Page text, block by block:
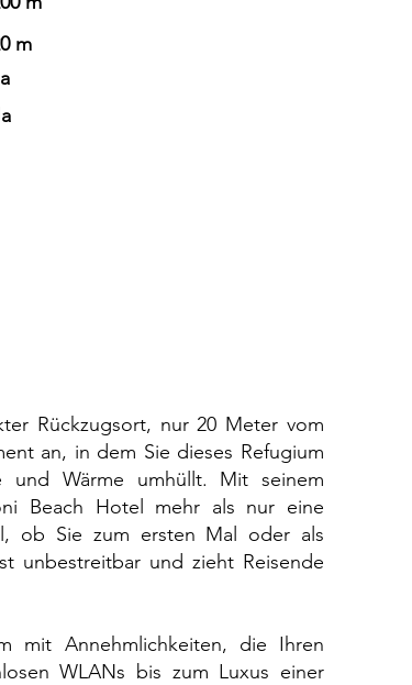
m
Rückzugsort, nur 20 Meter vom
an, in dem Sie dieses Refugium
Wärme umhüllt. Mit seinem
Beach Hotel mehr als nur eine
ob Sie zum ersten Mal oder als
unbestreitbar und zieht Reisende
mit Annehmlichkeiten, die Ihren
WLANs bis zum Luxus einer